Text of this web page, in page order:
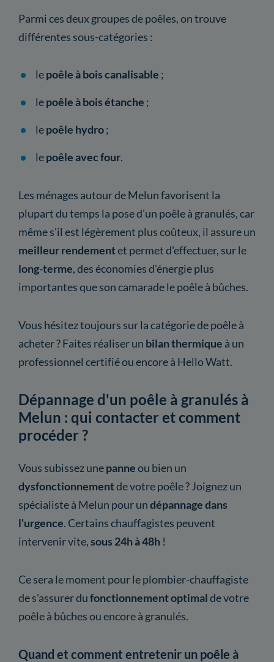
Parmi ces deux groupes de poêles, on trouve
différentes sous-catégories :
lepoêle à bois canalisable ;
lepoêle à bois étanche ;
lepoêle hydro;
lepoêle avec four.
Les ménages autour de Melun favorisent la
plupart du temps la pose d'un poêle à granulés, car
même s'il est légèrement plus coûteux, il assure un
meilleur rendementet permet d'effectuer, sur le
long-terme, des économies d'énergie plus
importantes que son camarade le poêle à bûches.
Vous hésitez toujours sur la catégorie de poêle à
acheter ? Faites réaliser un bilan thermique à un
professionnel certifié ou encore à Hello Watt.
Dépannage d'un poêle à granulés à
Melun : qui contacter et comment
procéder ?
Vous subissez unepanneou bien un
dysfonctionnementde votre poêle ? Joignez un
spécialiste à Melun pour undépannage dans
l'urgence. Certains chauffagistes peuvent
intervenir vite,sous 24h à 48h !
Ce sera le moment pour le plombier-chauffagiste
de s'assurer dufonctionnement optimalde votre
poêle à bûches ou encore à granulés.
Quand et comment entretenir un poêle à